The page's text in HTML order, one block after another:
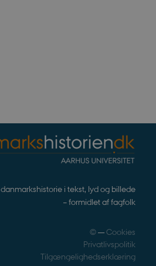
danmarkshistorie i tekst, lyd og billede
– formidlet af fagfolk
©—Cookies
Privatlivspolitik
Tilgængelighedserklæring